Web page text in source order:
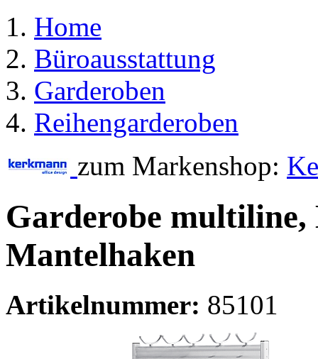
Home
Büroausstattung
Garderoben
Reihengarderoben
zum Markenshop:
Garderobe multiline,
Mantelhaken
Artikelnummer: 85101